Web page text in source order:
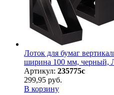
Лоток для бумаг
ширина 100 мм, черный,
Артикул: 235775с
299,95 руб.
В корзину